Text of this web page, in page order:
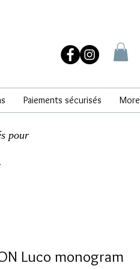
Paiements sécurisés More
pour
Luco monogram